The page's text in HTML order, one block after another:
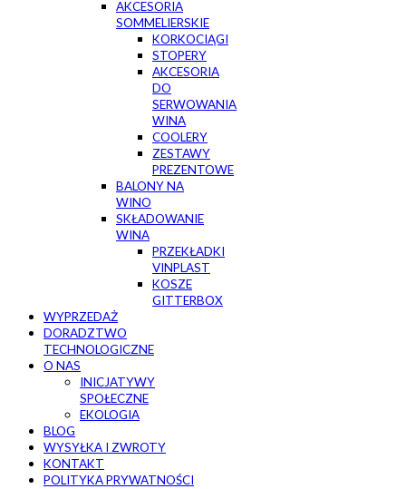
AKCESORIA
SOMMELIERSKIE
KORKOCIĄGI
STOPERY
AKCESORIA
DO
SERWOWANIA
WINA
COOLERY
ZESTAWY
PREZENTOWE
BALONY NA
WINO
SKŁADOWANIE
WINA
PRZEKŁADKI
VINPLAST
KOSZE
GITTERBOX
WYPRZEDAŻ
DORADZTWO
TECHNOLOGICZNE
O NAS
INICJATYWY
SPOŁECZNE
EKOLOGIA
BLOG
WYSYŁKA I ZWROTY
KONTAKT
POLITYKA PRYWATNOŚCI